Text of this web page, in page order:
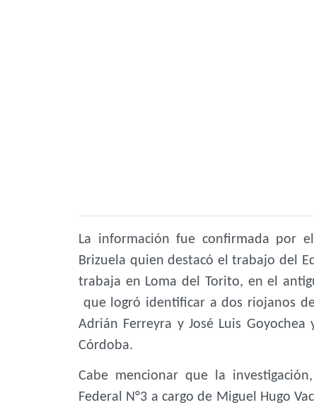
La información fue confirmada por
Brizuela quien destacó el trabajo del
trabaja en Loma del Torito, en el
que logró identificar a dos riojanos
Adrián Ferreyra y José Luis
Córdoba.
Cabe mencionar que la
Federal N°3 a cargo de Miguel Hugo